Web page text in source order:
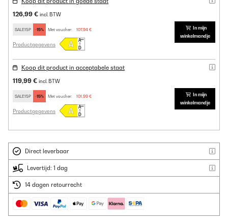
126,99 € incl. BTW
SALE15P -15% Met voucher: 107,94 €
Productgegevens
In mijn
winkelmandje
Koop dit product in acceptabele staat
119,99 € incl. BTW
SALE15P -15% Met voucher: 101,99 €
Productgegevens
In mijn
winkelmandje
Direct leverbaar
Levertijd: 1 dag
14 dagen retourrecht